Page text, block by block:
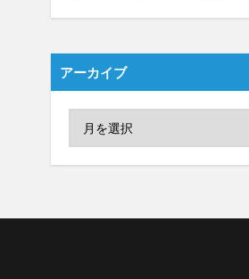
アーカイブ